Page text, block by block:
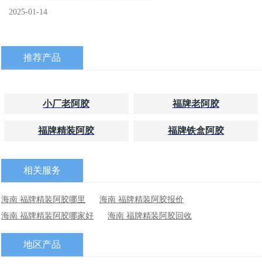
2025-01-14
推荐产品
小厂老阿胶 福牌老阿胶
福牌精装阿胶 福牌铁盒阿胶
相关服务
海南 福牌精装阿胶哪里
海南 福牌精装阿胶报价
海南 福牌精装阿胶哪家好
海南 福牌精装阿胶回收
地区产品